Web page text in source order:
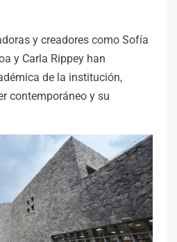
y creadores como Sofía
y Carla Rippey han
de la institución,
contemporáneo y su